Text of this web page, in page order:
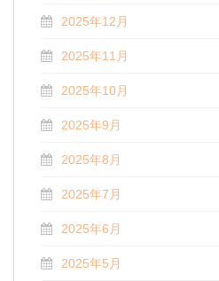
2025年12月
2025年11月
2025年10月
2025年9月
2025年8月
2025年7月
2025年6月
2025年5月